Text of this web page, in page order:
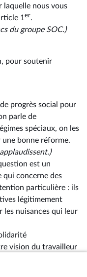
laquelle nous vous
1 er.
du groupe SOC.)
pour soutenir
progrès social pour
parle de
spéciaux, on les
une bonne réforme.
est un
qui concerne des
particulière : ils
légitimement
les nuisances qui leur
vision du travailleur
ces régimes
ils renvoient à une